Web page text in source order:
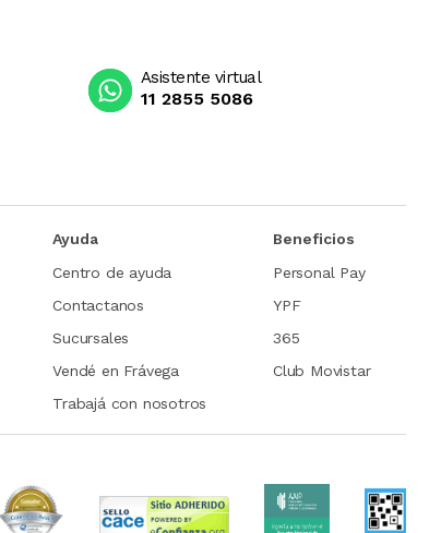
Asistente virtual
11 2855 5086
Ayuda
Centro de ayuda
Contactanos
Sucursales
Vendé en Frávega
Trabajá con nosotros
Beneficios
Personal Pay
YPF
365
Club Movistar